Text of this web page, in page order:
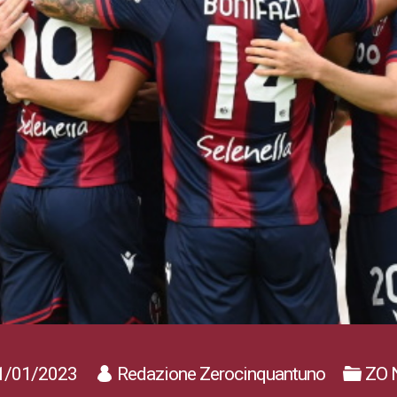
01/2023 Redazione Zerocinquantuno ZO